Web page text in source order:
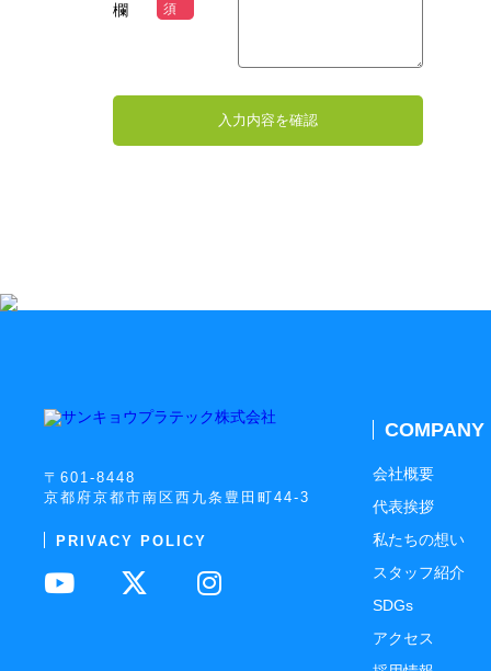
欄
須
〒601-8448
京都府京都市南区西九条豊田町44-3
PRIVACY POLICY
COMPANY
会社概要
代表挨拶
私たちの想い
スタッフ紹介
SDGs
アクセス